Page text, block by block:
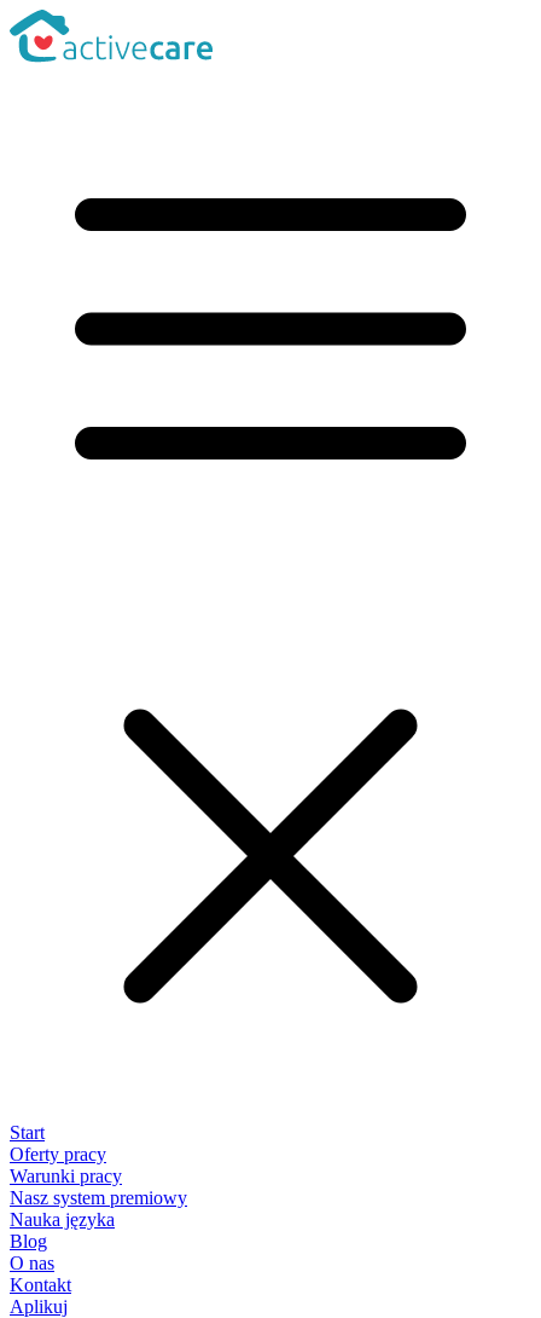
Start
Oferty pracy
Warunki pracy
Nasz system premiowy
Nauka języka
Blog
O nas
Kontakt
Aplikuj